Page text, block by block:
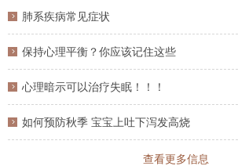
肺系疾病常见症状
保持心理平衡？你应该记住这些
心理暗示可以治疗失眠！！！
如何预防秋季 宝宝上吐下泻发高烧
查看更多信息